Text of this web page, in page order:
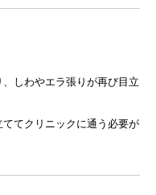
しわやエラ張りが再び目立
てクリニックに通う必要が